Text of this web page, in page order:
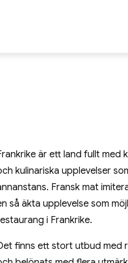
är ett land fullt med
kulinariska upplevelser
Fransk mat
så äkta upplevelse som
i Frankrike.
finns ett stort utbud med